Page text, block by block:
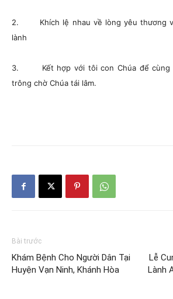
2. Khích lệ nhau về lòng yêu thương
lành
3. Kết hợp với tôi con Chúa để cùng
trông chờ Chúa tái lâm.
Bài trước
Khám Bệnh Cho Người Dân Tại
Huyện Vạn Ninh, Khánh Hòa
Lễ
Lành